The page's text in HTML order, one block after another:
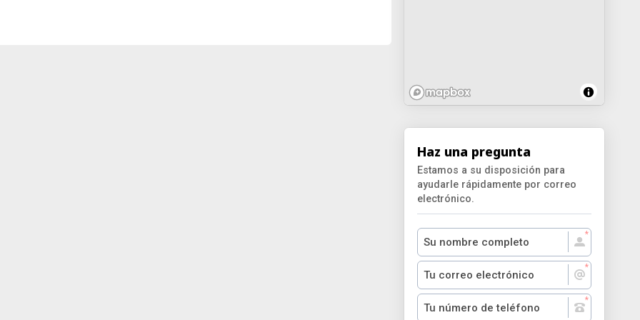
Haz una pregunta
Estamos a su disposición para
ayudarle rápidamente por correo
electrónico.